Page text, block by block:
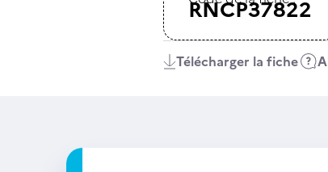
RNCP37822
Télécharger la fiche